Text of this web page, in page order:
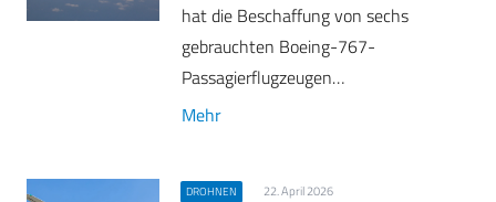
hat die Beschaffung von sechs
gebrauchten Boeing-767-
Passagierflugzeugen…
Mehr
DROHNEN 22. April 2026